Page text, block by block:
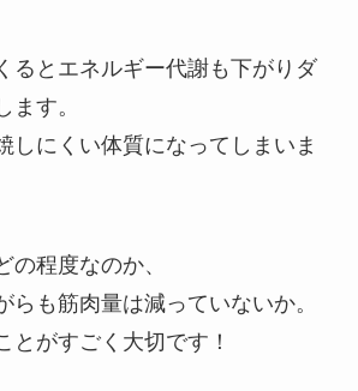
るとエネルギー代謝も下がりダ
ます。
しにくい体質になってしまいま
の程度なのか、
らも筋肉量は減っていないか。
とがすごく大切です！